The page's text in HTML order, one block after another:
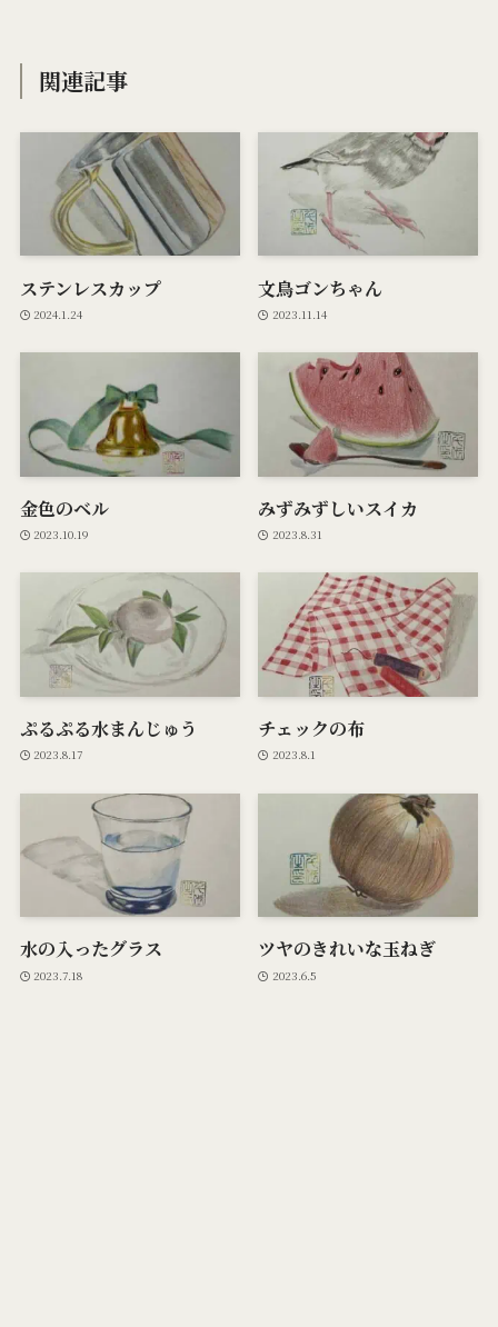
関連記事
ステンレスカップ
2024.1.24
文鳥ゴンちゃん
2023.11.14
金色のベル
2023.10.19
みずみずしいスイカ
2023.8.31
ぷるぷる水まんじゅう
2023.8.17
チェックの布
2023.8.1
水の入ったグラス
2023.7.18
ツヤのきれいな玉ねぎ
2023.6.5